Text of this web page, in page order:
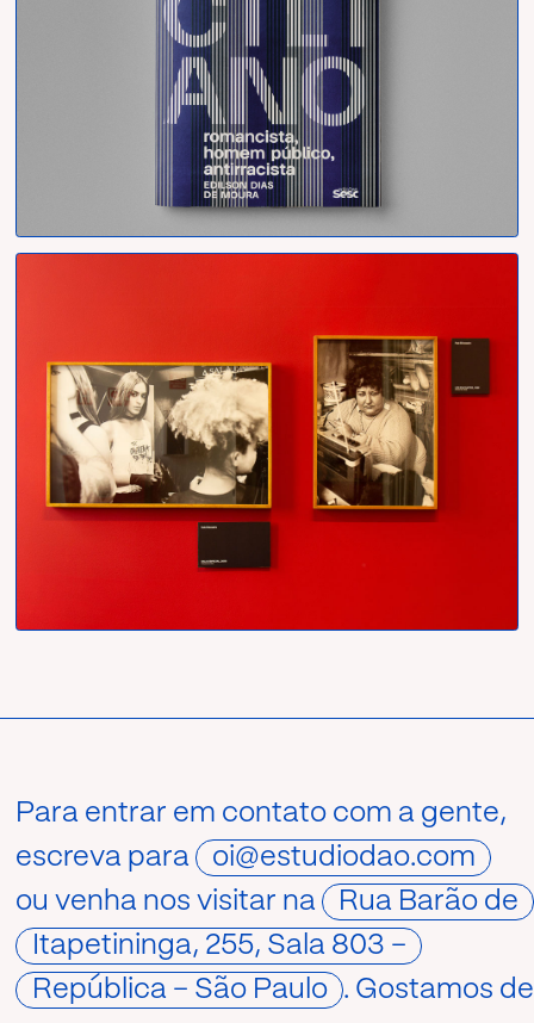
Para entrar em contato com a gente,
escreva para
oi@estudiodao.com
ou venha nos visitar na
Rua Barão de
Itapetininga, 255, Sala 803 –
República – São Paulo
. Gostamos de